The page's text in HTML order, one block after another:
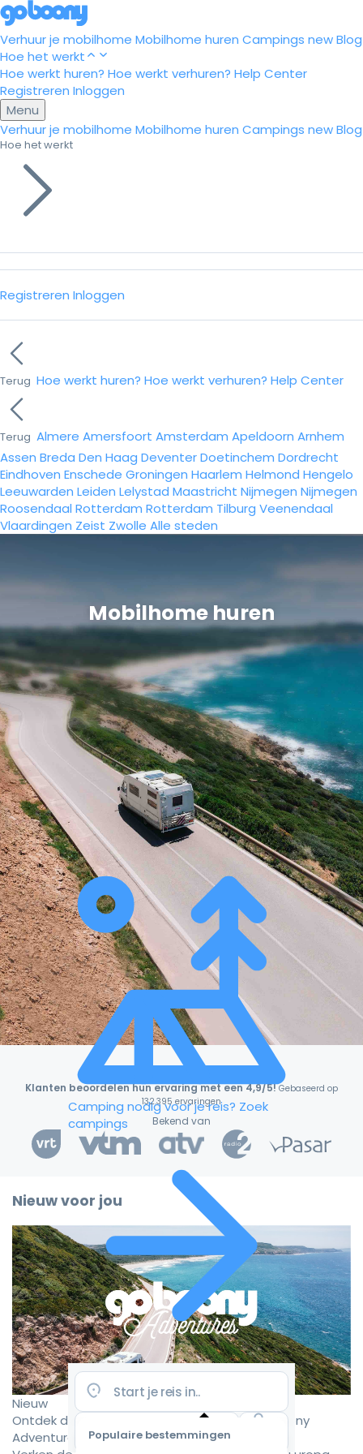
Verhuur je mobilhome Mobilhome huren Campings newBlog
Hoe het werkt
Hoe werkt huren? Hoe werkt verhuren? Help Center
Registreren Inloggen
Menu
Verhuur je mobilhome Mobilhome huren Campings newBlog
Hoe het werkt
Registreren Inloggen
Terug Hoe werkt huren? Hoe werkt verhuren? Help Center
Terug Almere Amersfoort Amsterdam Apeldoorn Arnhem
Assen Breda Den Haag DeventerDoetinchem Dordrecht
Eindhoven Enschede Groningen Haarlem Helmond Hengelo
Leeuwarden Leiden Lelystad Maastricht Nijmegen Nijmegen
Roosendaal Rotterdam Rotterdam Tilburg Veenendaal
Vlaardingen Zeist Zwolle Alle steden
Camping nodig voor je reis? Zoek
campings
Populaire bestemmingen
Mobilhome huren
Klanten beoordelen hun ervaring met een 4,9/5! Gebaseerd op
132.395 ervaringen
Bekend van
Nieuw voor jou
Nieuw
Ontdek de mooiste camperroutes met Goboony
Adventures